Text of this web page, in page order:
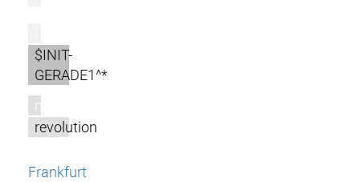
$INIT-
GERADE1^*
m
revolution
Frankfurt